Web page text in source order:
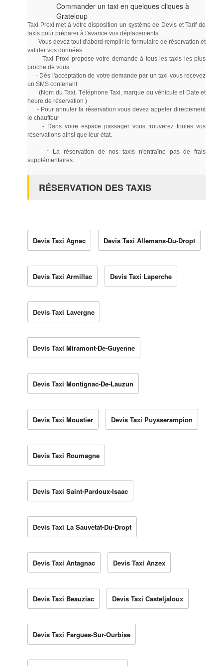
Commander un taxi en quelques cliques à
Grateloup
Taxi Proxi met à votre disposition un système de Devis et Tarif de
taxis pour préparer à l'avance vos déplacements.
- Vous devez tout d'abord remplir le formulaire de réservation et
valider vos données
- Taxi Proxi propose votre demande à tous les taxis les plus
proche de vous
- Dés l'acceptation de votre demande par un taxi vous recevez
un SMS contenant
(Nom du Taxi, Téléphone Taxi, marque du véhicule et Date et
heure de réservation )
- Pour annuler la réservation vous devez appeler directement
le chauffeur
- Dans votre espace passager vous trouverez toutes vos
réservations ainsi que leur état.
* La réservation de nos taxis n'entraîne pas de frais
supplémentaires.
RÉSERVATION DES TAXIS
Devis Taxi Agnac Devis Taxi Allemans-Du-Dropt
Devis Taxi Armillac Devis Taxi Laperche
Devis Taxi Lavergne
Devis Taxi Miramont-De-Guyenne
Devis Taxi Montignac-De-Lauzun
Devis Taxi Moustier Devis Taxi Puysserampion
Devis Taxi Roumagne
Devis Taxi Saint-Pardoux-Isaac
Devis Taxi La Sauvetat-Du-Dropt
Devis Taxi Antagnac Devis Taxi Anzex
Devis Taxi Beauziac Devis Taxi Casteljaloux
Devis Taxi Fargues-Sur-Ourbise